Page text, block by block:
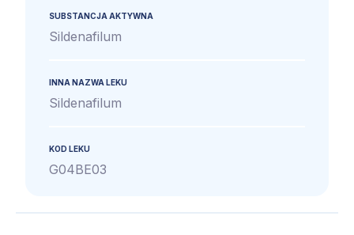
SUBSTANCJA AKTYWNA
Sildenafilum
INNA NAZWA LEKU
Sildenafilum
KOD LEKU
G04BE03